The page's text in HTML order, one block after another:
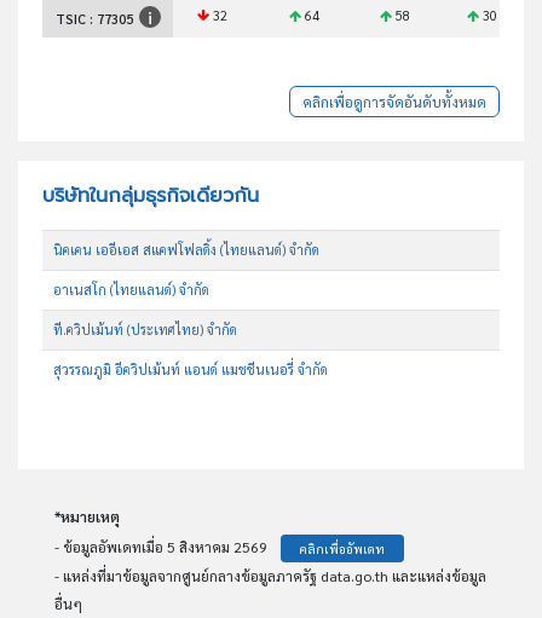
TSIC : 77305 32 64 58 30
คลิกเพื่อดูการจัดอันดับทั้งหมด
บริษัทในกลุ่มธุรกิจเดียวกัน
นิคเคน เออีเอส สแคฟโฟลดิ้ง (ไทยแลนด์) จำกัด
อาเนสโก (ไทยแลนด์) จำกัด
ที.ควิปเม้นท์ (ประเทศไทย) จำกัด
สุวรรณภูมิ อีควิปเม้นท์ แอนด์ แมชชีนเนอรี่ จำกัด
*หมายเหตุ
- ข้อมูลอัพเดทเมื่อ 5 สิงหาคม 2569
คลิกเพื่ออัพเดท
- แหล่งที่มาข้อมูลจากศูนย์กลางข้อมูลภาครัฐ data.go.th และแหล่งข้อมูล
อื่นๆ